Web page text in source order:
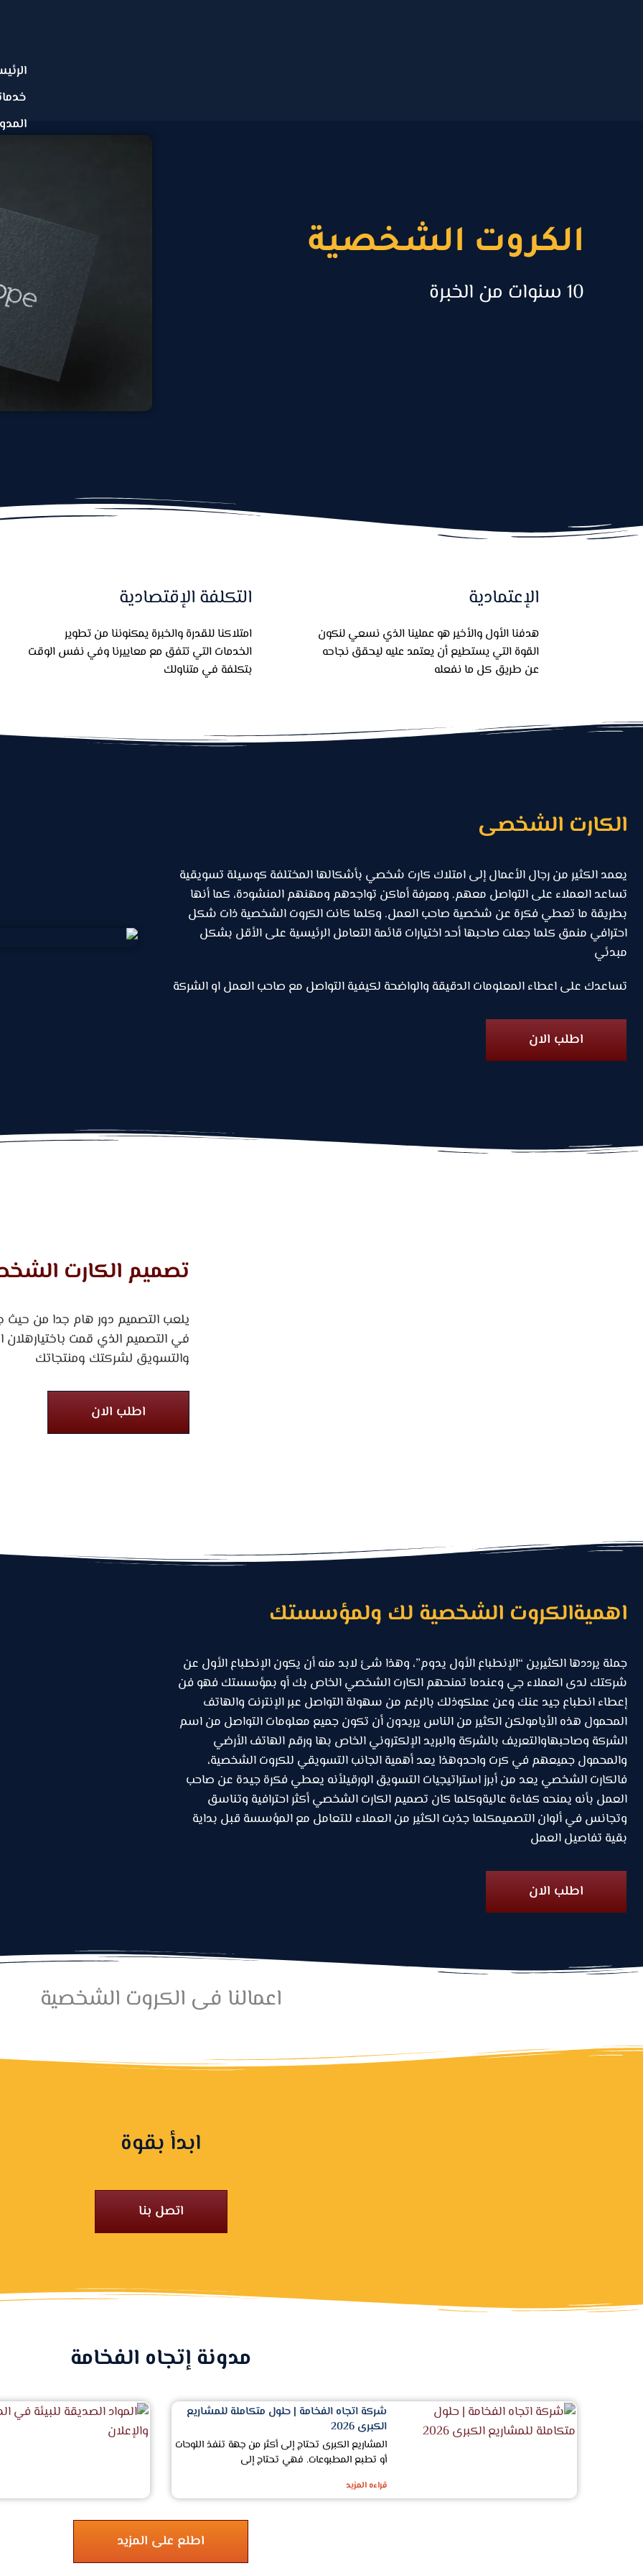
الكروت الشخصية
10 سنوات من الخبرة
الإعتمادية
هدفنا الأول والأخير هو عملينا الذي نسعي لنكون
القوة التي يستطيع أن يعتمد عليه ليحقق نجاحه
عن طريق كل ما نفعله
التكلفة الإقتصادية
امتلاكنا للقدرة والخبرة يمكنوننا من تطوير
الخدمات التي تتفق مع معاييرنا وفي نفس الوقت
بتكلفة في متناولك
الكارت الشخصى
يعمد الكثير من رجال الأعمال إلى امتلاك كارت شخصي بأشكالها المختلفة كوسيلة تسويقية
تساعد العملاء على التواصل معهم. ومعرفة أماكن تواجدهم ومهنهم المنشودة، كما أنها
بطريقة ما تعطي فكرة عن شخصية صاحب العمل. وكلما كانت الكروت الشخصية ذات شكل
احترافي منمق كلما جعلت صاحبها أحد اختيارات قائمة التعامل الرئيسية على الأقل بشكل
مبدئي
تساعدك على اعطاء المعلومات الدقيقة والواضحة لكيفية التواصل مع صاحب العمل او الشركة
اطلب الان
تصميم الكارت
يلعب التصميم دور هام جدا من حيث
في التصميم الذي قمت باختيارهلان
والتسويق لشركتك ومنتجاتك
اطلب الان
اهميةالكروت الشخصية لك ولمؤسستك
جملة يرددها الكثيرين “الإنطباع الأول يدوم”، وهذا شئ لابد منه أن يكون الإنطباع الأول عن
شركتك لدى العملاء جي وعندما تمنحهم الكارت الشخصي الخاص بك أو بمؤسستك فهو فن
إعطاء انطباع جيد عنك وعن عملكوذلك بالرغم من سهولة التواصل عبر الإنترنت والهاتف
المحمول هذه الأيامولكن الكثير من الناس يريدون أن تكون جميع معلومات التواصل من اسم
الشركة وصاحبهاوالتعريف بالشركة والبريد الإلكتروني الخاص بها ورقم الهاتف الأرضي
والمحمول جميعهم في كرت واحدوهذا يعد أهمية الجانب التسويقي للكروت الشخصية،
فالكارت الشخصي يعد من أبرز استراتيجيات التسويق الورقيلأنه يعطي فكرة جيدة عن صاحب
العمل بأنه يمنحه كفاءة عاليةوكلما كان تصميم الكارت الشخصي أكثر احترافية وتناسق
وتجانس في ألوان التصميمكلما جذبت الكثير من العملاء للتعامل مع المؤسسة قبل بداية
بقية تفاصيل العمل
اطلب الان
اعمالنا فى الكروت الشخصية
ابدأ بقوة
اتصل بنا
مدونة إتجاه الفخامة
شركة اتجاه الفخامة | حلول متكاملة للمشاريع
الكبرى 2026
المشاريع الكبرى تحتاج إلى أكثر من جهة تنفذ اللوحات
أو تطبع المطبوعات. فهي تحتاج إلى
قراءه المزيد
اطلع على المزيد